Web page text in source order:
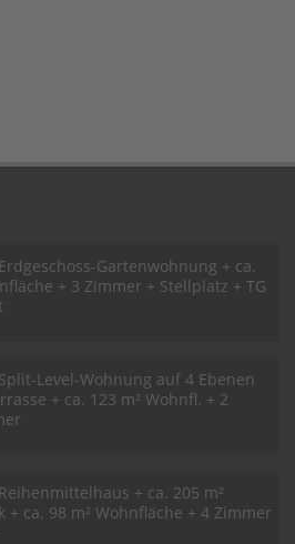
Gartenwohnung + ca.
+ 3 Zimmer + Stellplatz + TG
Level-Wohnung auf 4 Ebenen
+ ca. 123 m² Wohnfl. + 2
+ ca. 205 m²
+ ca. 98 m² Wohnfläche + 4 Zimmer